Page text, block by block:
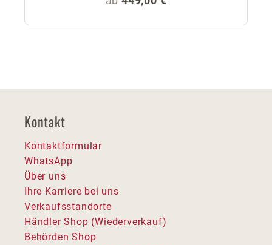
Kontakt
Kontaktformular
WhatsApp
Über uns
Ihre Karriere bei uns
Verkaufsstandorte
Händler Shop (Wiederverkauf)
Behörden Shop